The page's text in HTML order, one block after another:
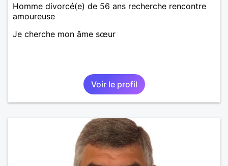
Homme divorcé(e) de 56 ans recherche rencontre
amoureuse
Je cherche mon âme sœur
Voir le profil